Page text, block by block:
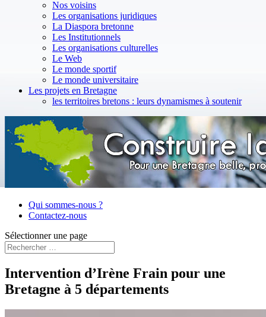
Nos voisins
Les organisations juridiques
La Diaspora bretonne
Les Institutionnels
Les organisations culturelles
Le Web
Le monde sportif
Le monde universitaire
Les projets en Bretagne
les territoires bretons : leurs dynamismes à soutenir
Qui sommes-nous ?
Contactez-nous
Sélectionner une page
Intervention d’Irène Frain pour une
Bretagne à 5 départements